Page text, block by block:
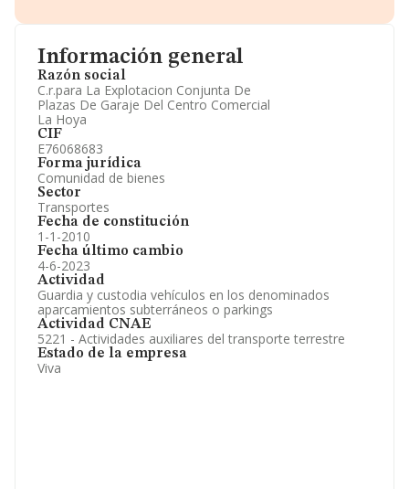
Información general
Razón social
C.r.para La Explotacion Conjunta De
Plazas De Garaje Del Centro Comercial
La Hoya
CIF
E76068683
Forma jurídica
Comunidad de bienes
Sector
Transportes
Fecha de constitución
1-1-2010
Fecha último cambio
4-6-2023
Actividad
Guardia y custodia vehículos en los denominados
aparcamientos subterráneos o parkings
Actividad CNAE
5221 - Actividades auxiliares del transporte terrestre
Estado de la empresa
Viva
Accionistas.
Participaciones y Vinculaciones en otras empresas.
Artículos de prensa publicados sobre la empresa.
Información oficial y registral complementaria.